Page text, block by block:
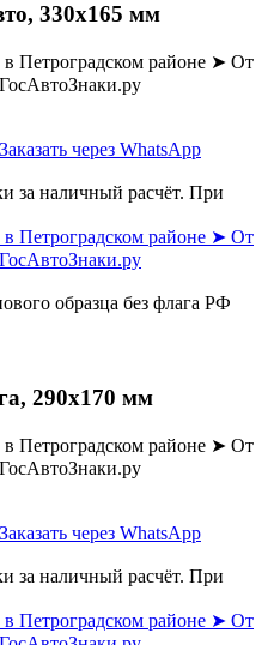
330х165 мм
за наличный расчёт. При
290х170 мм
за наличный расчёт. При